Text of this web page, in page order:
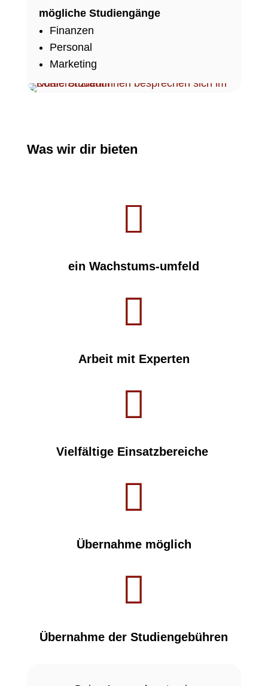
mögliche Studiengänge
Finanzen
Personal
Marketing
Was wir dir bieten

ein Wachstums-umfeld

Arbeit mit Experten

Vielfältige Einsatzbereiche

Übernahme möglich

Übernahme der Studiengebühren